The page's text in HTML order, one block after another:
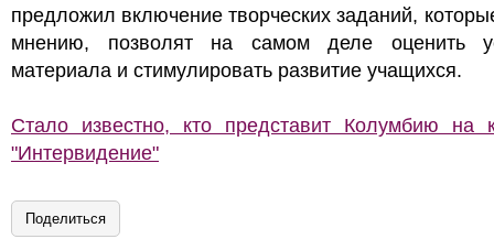
предложил включение творческих заданий,
мнению, позволят на самом деле оценить
материала и стимулировать развитие учащихся.
Стало известно, кто представит Колумбию на
"Интервидение"
Поделиться